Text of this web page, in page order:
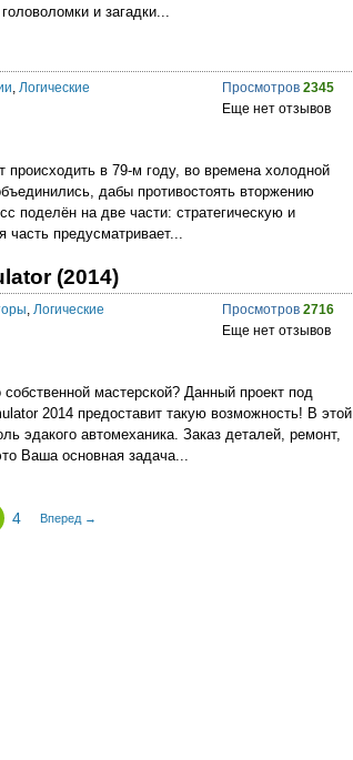
и загадки...
Логические Просмотров 2345
Еще нет отзывов
в 79-м году, во времена холодной
дабы противостоять вторжению
поделён на две части: стратегическую и
часть предусматривает...
(2014)
Логические Просмотров 2716
Еще нет отзывов
мастерской? Данный проект под
2014 предоставит такую возможность! В этой
эдакого автомеханика. Заказ деталей, ремонт,
Ваша основная задача...
4 Вперед →